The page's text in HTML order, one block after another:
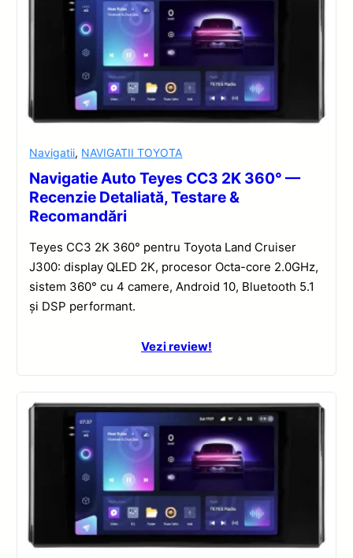
Navigatii, NAVIGATII TOYOTA
Navigatie Auto Teyes CC3 2K 360° —
Recenzie Detaliată, Testare &
Recomandări
Teyes CC3 2K 360° pentru Toyota Land Cruiser
J300: display QLED 2K, procesor Octa-core 2.0GHz,
sistem 360° cu 4 camere, Android 10, Bluetooth 5.1
și DSP performant.
Vezi review!